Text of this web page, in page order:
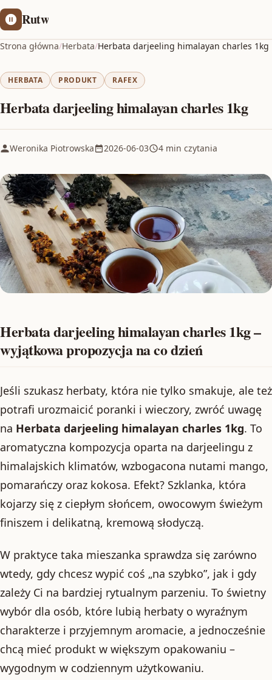
Rutw
Strona główna/Herbata/Herbata darjeeling himalayan charles 1kg
HERBATA PRODUKT RAFEX
Herbata darjeeling himalayan charles 1kg
Weronika Piotrowska 2026-06-03 4 min czytania
Herbata darjeeling himalayan charles 1kg –
wyjątkowa propozycja na co dzień
Jeśli szukasz herbaty, która nie tylko smakuje, ale też
potrafi urozmaicić poranki i wieczory, zwróć uwagę
na Herbata darjeeling himalayan charles 1kg. To
aromatyczna kompozycja oparta na darjeelingu z
himalajskich klimatów, wzbogacona nutami mango,
pomarańczy oraz kokosa. Efekt? Szklanka, która
kojarzy się z ciepłym słońcem, owocowym świeżym
finiszem i delikatną, kremową słodyczą.
W praktyce taka mieszanka sprawdza się zarówno
wtedy, gdy chcesz wypić coś „na szybko”, jak i gdy
zależy Ci na bardziej rytualnym parzeniu. To świetny
wybór dla osób, które lubią herbaty o wyraźnym
charakterze i przyjemnym aromacie, a jednocześnie
chcą mieć produkt w większym opakowaniu –
wygodnym w codziennym użytkowaniu.